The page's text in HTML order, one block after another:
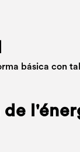
básica con
de